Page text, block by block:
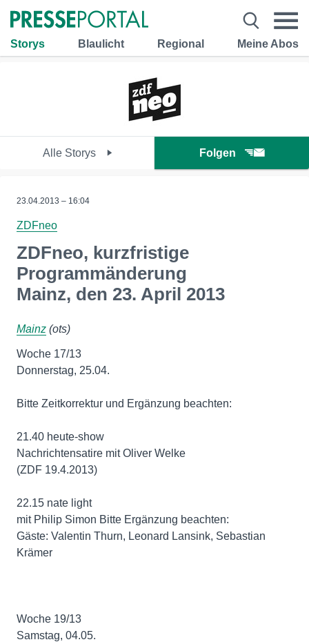
Storys Blaulicht Regional Meine Abos
Alle Storys Folgen
23.04.2013 – 16:04
ZDFneo
ZDFneo, kurzfristige
Programmänderung
Mainz, den 23. April 2013
Mainz (ots)
Woche 17/13
Donnerstag, 25.04.
Bitte Zeitkorrektur und Ergänzung beachten:
21.40 heute-show
Nachrichtensatire mit Oliver Welke
(ZDF 19.4.2013)
22.15 nate light
mit Philip Simon Bitte Ergänzung beachten:
Gäste: Valentin Thurn, Leonard Lansink, Sebastian
Krämer
Woche 19/13
Samstag, 04.05.